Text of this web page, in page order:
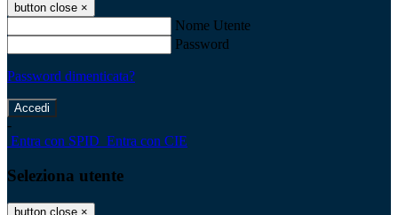
button close ×
Nome Utente
Password
Password dimenticata?
-
Entra con SPID Entra con CIE
Seleziona utente
button close ×